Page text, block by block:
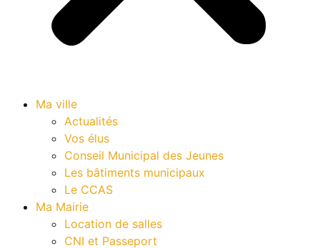
Ma ville
Actualités
Vos élus
Conseil Municipal des Jeunes
Les bâtiments municipaux
Le CCAS
Ma Mairie
Location de salles
CNI et Passeport